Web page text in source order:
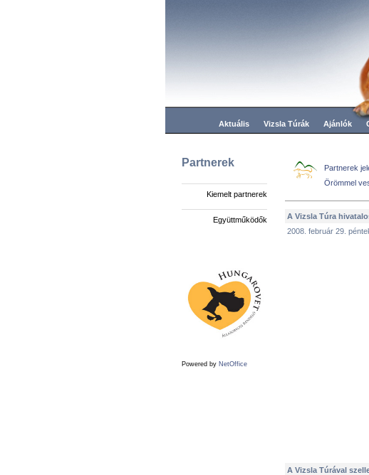
Aktuális Vizsla Túrák Ajánlók
Partnerek
Kiemelt partnerek
Együttműködők
Powered by NetOffice
Partnerek
Örömmel
A Vizsla Túra
2008. február 29.
A Vizsla Túrával